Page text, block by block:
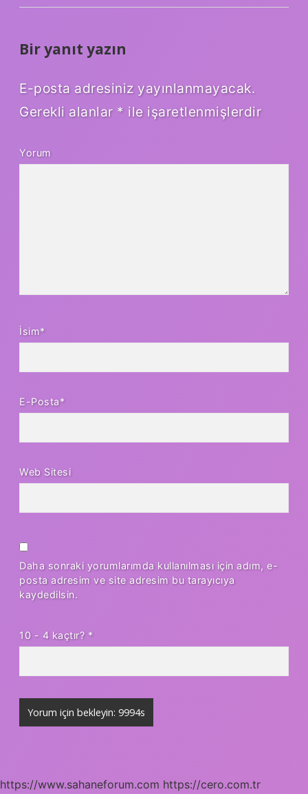
Bir yanıt yazın
E-posta adresiniz yayınlanmayacak.
Gerekli alanlar * ile işaretlenmişlerdir
Yorum
İsim*
E-Posta*
Web Sitesi
Daha sonraki yorumlarımda kullanılması için adım, e-
posta adresim ve site adresim bu tarayıcıya
kaydedilsin.
10 - 4 kaçtır? *
https://www.sahaneforum.com https://cero.com.tr